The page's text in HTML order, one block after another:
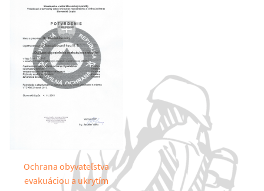
Ochrana obyvateľstva
evakuáciou a ukrytím